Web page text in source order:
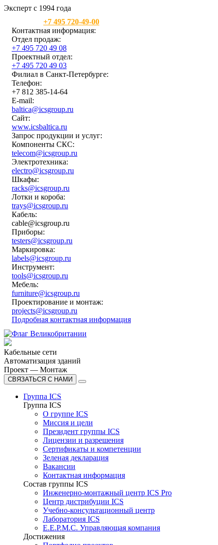
Эксперт с 1994 года
+7 495 720-49-00
Контактная информация:
Отдел продаж:
+7 495 720 49 08
Проектный отдел:
+7 495 720 49 03
Филиал в Санкт-Петербурге:
Телефон:
+7 812 385-14-64
E-mail:
baltica@icsgroup.ru
Сайт:
www.icsbaltica.ru
Запрос продукции и услуг:
Компоненты СКС:
telecom@icsgroup.ru
Электротехника:
electro@icsgroup.ru
Шкафы:
racks@icsgroup.ru
Лотки и короба:
trays@icsgroup.ru
Кабель:
cable@icsgroup.ru
Приборы:
testers@icsgroup.ru
Маркировка:
labels@icsgroup.ru
Инструмент:
tools@icsgroup.ru
Мебель:
furniture@icsgroup.ru
Проектирование и монтаж:
projects@icsgroup.ru
Подробная контактная информация
Кабельные сети
Автоматизация зданий
Проект — Монтаж
СВЯЗАТЬСЯ С НАМИ
Группа ICS
Группа ICS
О группе ICS
Миссия и цели
Президент группы ICS
Лицензии и разрешения
Сертификаты и компетенции
Зеленая декларация
Вакансии
Контактная информация
Состав группы ICS
Инженерно-монтажный центр ICS Pro
Центр дистрибуции ICS
Учебно-консультационный центр
Лаборатория ICS
E.E.P.M.C. Управляющая компания
Достижения